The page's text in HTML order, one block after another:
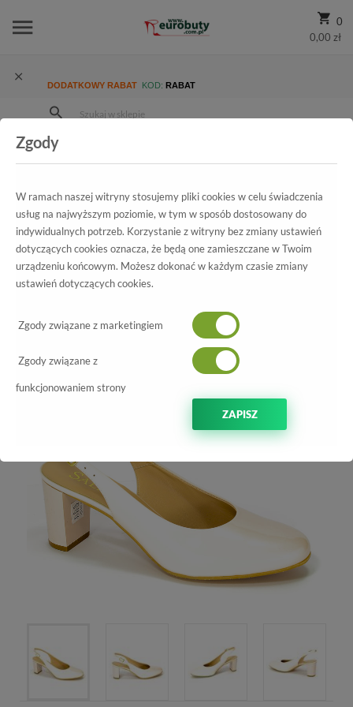
0
0,00 zł
DODATKOWY RABAT KOD: RABAT
Kolekcja damska
Sandały Sandały Sala 5009 947
Wszystkie produkty
Sandały Sala
5009 947
Zgody
W ramach naszej witryny stosujemy pliki cookies w celu świadczenia
usług na najwyższym poziomie, w tym w sposób dostosowany do
indywidualnych potrzeb. Korzystanie z witryny bez zmiany ustawień
dotyczących cookies oznacza, że będą one zamieszczane w Twoim
urządzeniu końcowym. Możesz dokonać w każdym czasie zmiany
ustawień dotyczących cookies.
Zgody związane z marketingiem
Zgody związane z
funkcjonowaniem strony
ZAPISZ